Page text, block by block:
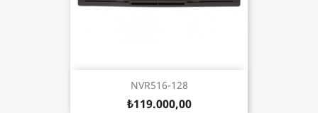
NVR516-128
₺119.000,00